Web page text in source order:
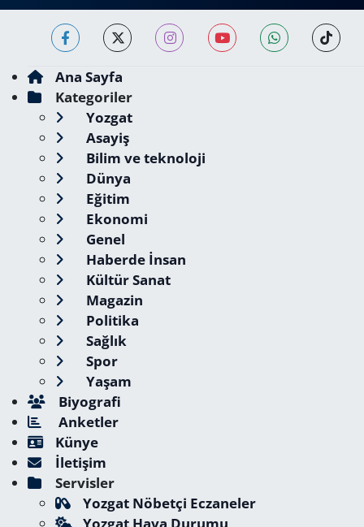
Ana Sayfa
Kategoriler
Yozgat
Asayiş
Bilim ve teknoloji
Dünya
Eğitim
Ekonomi
Genel
Haberde İnsan
Kültür Sanat
Magazin
Politika
Sağlık
Spor
Yaşam
Biyografi
Anketler
Künye
İletişim
Servisler
Yozgat Nöbetçi Eczaneler